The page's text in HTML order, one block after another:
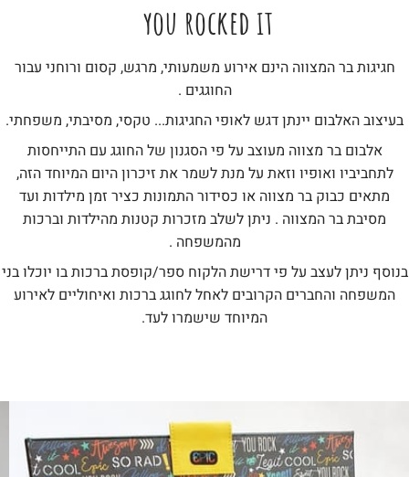
you rocked it ​
חגיגות בר המצווה הינם אירוע משמעותי, מרגש, קסום ורוחני עבור
החוגגים .
בעיצוב האלבום יינתן דגש לאופי החגיגות... טקסי, מסיבתי, משפחתי.
אלבום בר מצווה מעוצב על פי הסגנון של החוגג עם התייחסות
לתחביביו ואופיו וזאת על מנת לשמר את זיכרון היום המיוחד הזה,
מתאים כבוק בר מצווה או כסידור התמונות כציר זמן מילדות ועד
מסיבת בר המצווה . ניתן לשלב מזכרות קטנות מהילדות וברכות
מהמשפחה .
בנוסף ניתן לעצב על פי דרישת הלקוח ספר/קופסת ברכות בו יוכלו בני
המשפחה והחברים הקרובים לאחל לחוגג ברכות ואיחוליים לאירוע
המיוחד שישמרו לעד.